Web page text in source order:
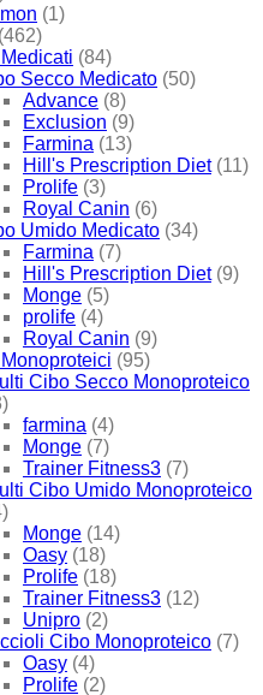
(1)
(462)
(84)
Secco Medicato (50)
Advance (8)
Exclusion (9)
Farmina (13)
Hill's Prescription Diet (11)
Prolife (3)
Royal Canin (6)
Umido Medicato (34)
Farmina (7)
Hill's Prescription Diet (9)
Monge (5)
prolife (4)
Royal Canin (9)
(95)
Cibo Secco Monoproteico
farmina (4)
Monge (7)
Trainer Fitness3 (7)
Cibo Umido Monoproteico
Monge (14)
Oasy (18)
Prolife (18)
Trainer Fitness3 (12)
Unipro (2)
Cibo Monoproteico (7)
Oasy (4)
Prolife (2)